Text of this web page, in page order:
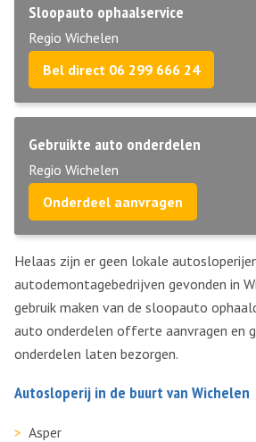
Sloopauto ophaalservice
Regio Wichelen
Bel direct 06 299 666 24
Gebruikte auto onderdelen
Regio Wichelen
Onderdeel aanvragen
Helaas zijn er geen lokale
autodemontagebedrijven gevonden in
gebruik maken van de sloopauto
auto onderdelen offerte aanvragen en
onderdelen laten bezorgen.
Autosloperij in de buurt van Wichelen
Asper